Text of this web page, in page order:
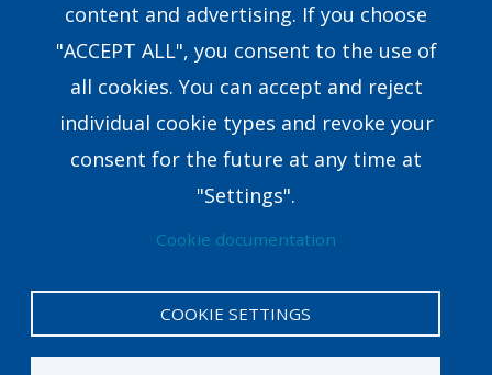
Research & Development
8351 E.Walker Springs Lane, Suite 403 Knoxville,
content and advertising. If you choose
"ACCEPT ALL", you consent to the use of
all cookies. You can accept and reject
individual cookie types and revoke your
consent for the future at any time at
"Settings".
Cookie documentation
COOKIE SETTINGS
Privacy Policy Legal